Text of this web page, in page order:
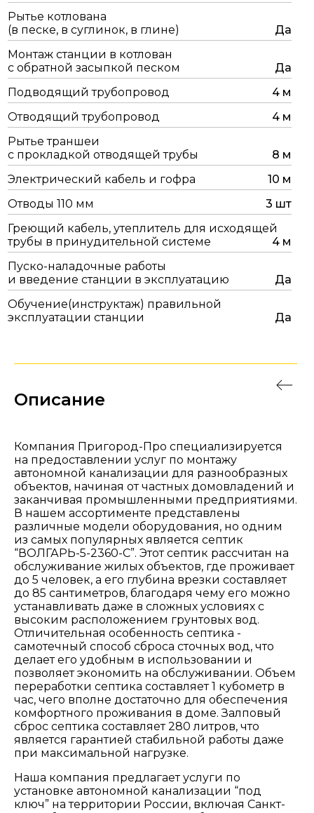
Рытье котлована
(в песке, в суглинок, в глине)
Да
Монтаж станции в котлован
с обратной засыпкой песком
Да
Подводящий трубопровод
4 м
Отводящий трубопровод
4 м
Рытье траншеи
с прокладкой отводящей трубы
8 м
Электрический кабель и гофра
10 м
Отводы 110 мм
3 шт
Греющий кабель, утеплитель для исходящей
трубы в принудительной системе
4 м
Пуско-наладочные работы
и введение станции в эксплуатацию
Да
Обучение(инструктаж) правильной
эксплуатации станции
Да
Описание
Компания Пригород-Про специализируется
на предоставлении услуг по монтажу
автономной канализации для разнообразных
объектов, начиная от частных домовладений и
заканчивая промышленными предприятиями.
В нашем ассортименте представлены
различные модели оборудования, но одним
из самых популярных является септик
“ВОЛГАРЬ-5-2360-C”. Этот септик рассчитан на
обслуживание жилых объектов, где проживает
до 5 человек, а его глубина врезки составляет
до 85 сантиметров, благодаря чему его можно
устанавливать даже в сложных условиях с
высоким расположением грунтовых вод.
Отличительная особенность септика -
самотечный способ сброса сточных вод, что
делает его удобным в использовании и
позволяет экономить на обслуживании. Объем
переработки септика составляет 1 кубометр в
час, чего вполне достаточно для обеспечения
комфортного проживания в доме. Залповый
сброс септика составляет 280 литров, что
является гарантией стабильной работы даже
при максимальной нагрузке.
Наша компания предлагает услуги по
установке автономной канализации “под
ключ” на территории России, включая Санкт-